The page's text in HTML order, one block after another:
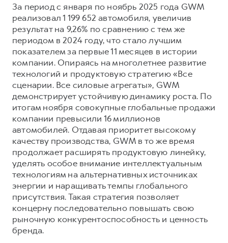
За период с января по ноябрь 2025 года GWM
реализовал 1 199 652 автомобиля, увеличив
результат на 9,26% по сравнению с тем же
периодом в 2024 году, что стало лучшим
показателем за первые 11 месяцев в истории
компании. Опираясь на многолетнее развитие
технологий и продуктовую стратегию «Все
сценарии. Все силовые агрегаты», GWM
демонстрирует устойчивую динамику роста. По
итогам ноября совокупные глобальные продажи
компании превысили 16 миллионов
автомобилей. Отдавая приоритет высокому
качеству производства, GWM в то же время
продолжает расширять продуктовую линейку,
уделять особое внимание интеллектуальным
технологиям на альтернативных источниках
энергии и наращивать темпы глобального
присутствия. Такая стратегия позволяет
концерну последовательно повышать свою
рыночную конкурентоспособность и ценность
бренда.